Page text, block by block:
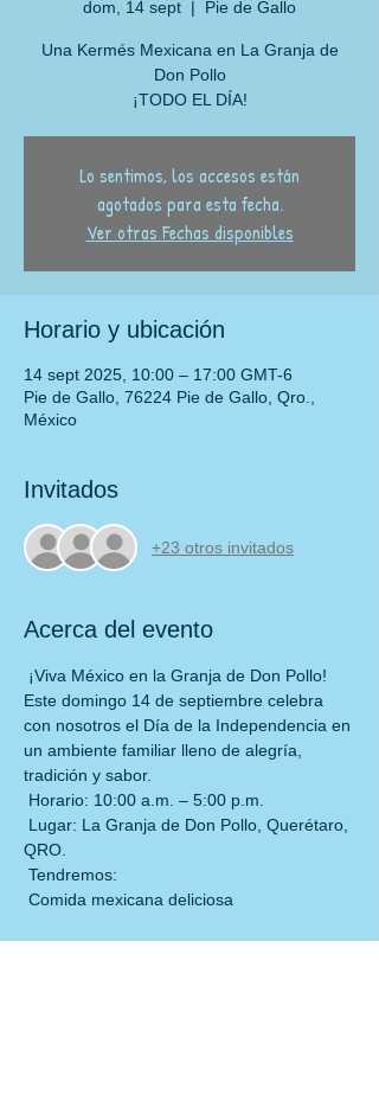
dom, 14 sept
  |
Pie de Gallo
Una Kermés Mexicana en La Granja de
Don Pollo
¡TODO EL DÍA!
Lo sentimos, los accesos están
agotados para esta fecha.
Ver otras Fechas disponibles
Horario y ubicación
14 sept 2025, 10:00 – 17:00 GMT-6
Pie de Gallo, 76224 Pie de Gallo, Qro.,
México
Invitados
+23 otros invitados
Acerca del evento
¡Viva México en la Granja de Don Pollo!
Este domingo 14 de septiembre celebra
con nosotros el Día de la Independencia en
un ambiente familiar lleno de alegría,
tradición y sabor.
Horario: 10:00 a.m. – 5:00 p.m.
Lugar: La Granja de Don Pollo, Querétaro,
QRO.
Tendremos:
Comida mexicana deliciosa